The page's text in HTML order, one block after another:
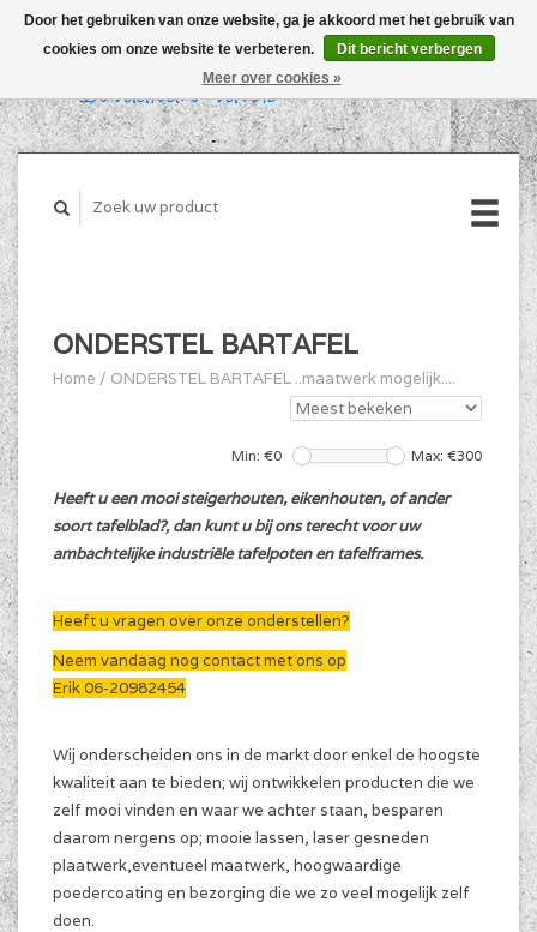
WINKELWAGEN (€0,00)
ONDERSTEL BARTAFEL
Home / ONDERSTEL BARTAFEL ..maatwerk mogelijk....
Min: €0 Max: €300
Heeft u een mooi steigerhouten, eikenhouten, of ander
soort tafelblad?, dan kunt u bij ons terecht voor uw
ambachtelijke industriële tafelpoten en tafelframes.
Heeft u vragen over onze onderstellen?
Neem vandaag nog contact met ons op
Erik 06-20982454
Wij onderscheiden ons in de markt door enkel de hoogste
kwaliteit aan te bieden; wij ontwikkelen producten die we
zelf mooi vinden en waar we achter staan, besparen
daarom nergens op; mooie lassen, laser gesneden
plaatwerk,eventueel maatwerk, hoogwaardige
poedercoating en bezorging die we zo veel mogelijk zelf
doen.
Door het gebruiken van onze website, ga je akkoord met het gebruik van
cookies om onze website te verbeteren.
Dit bericht verbergen
Meer over cookies »